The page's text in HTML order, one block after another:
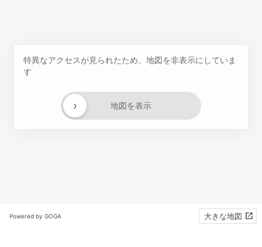
特異なアクセスが見られたため、地図を非表示にしていま
す
地図を表示
›
Powered by GOGA 大きな地図